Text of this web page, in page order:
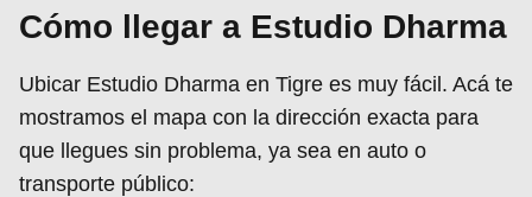
Cómo llegar a Estudio Dharma
Ubicar Estudio Dharma en Tigre es muy fácil. Acá te
mostramos el mapa con la dirección exacta para
que llegues sin problema, ya sea en auto o
transporte público: